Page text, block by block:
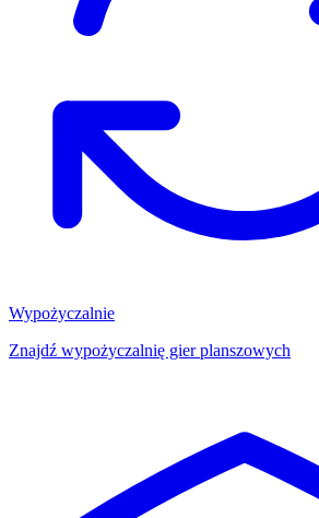
Wypożyczalnie
Znajdź wypożyczalnię gier planszowych